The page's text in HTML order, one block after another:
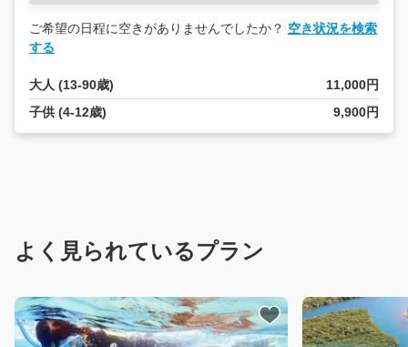
ご希望の日程に空きがありませんでしたか？ 空き状況を検索
する
大人 (13-90歳)
11,000円
子供 (4-12歳)
9,900円
よく見られているプラン
問
は
こ
ち
は！
私
あ
な
た